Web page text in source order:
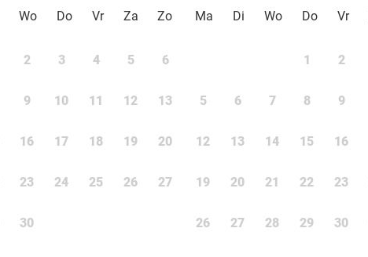
Wo Do Vr Za Zo
2 3 4 5 6
9 10 11 12 13
16 17 18 19 20
23 24 25 26 27
30
Ma
Di Wo Do Vr
1 2
5 6 7 8 9
12 13 14 15 16
19 20 21 22 23
26 27 28 29 30